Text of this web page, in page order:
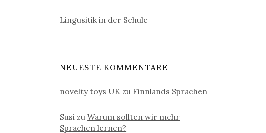
Lingusitik in der Schule
NEUESTE KOMMENTARE
novelty toys UK zu Finnlands Sprachen
Susi zuWarum sollten wir mehr
Sprachen lernen?